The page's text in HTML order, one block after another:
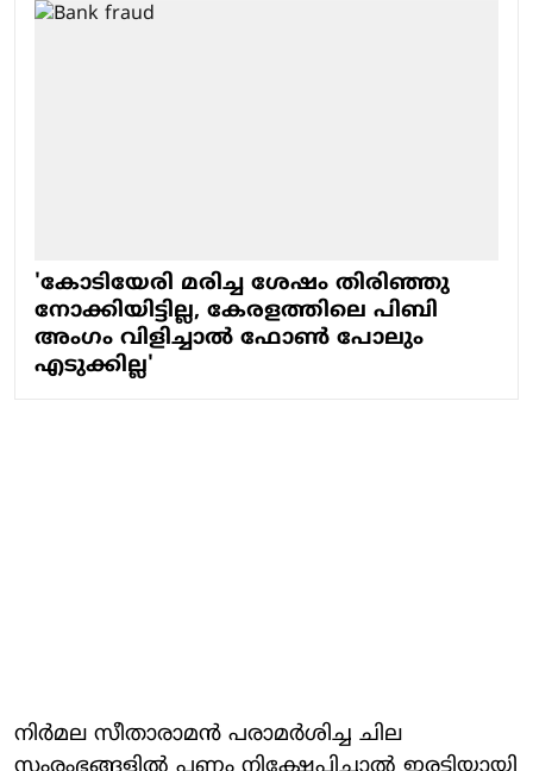
'കോടിയേരി മരിച്ച ശേഷം തിരിഞ്ഞു
നോക്കിയിട്ടില്ല, കേരളത്തിലെ പിബി
അംഗം വിളിച്ചാല്‍ ഫോണ്‍ പോലും
എടുക്കില്ല'
നിർമല സീതാരാമൻ പരാമർശിച്ച ചില